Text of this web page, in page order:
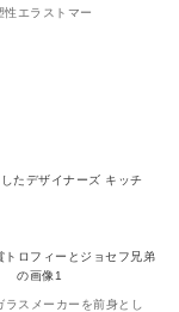
エラストマー
ラスメーカーを前身とし